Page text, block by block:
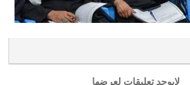
لايوجد تعليقات لعرضها